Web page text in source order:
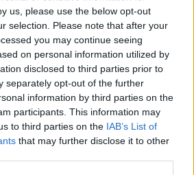
us, please use the below opt-out
selection. Please note that after your
you may continue seeing
on personal information utilized by
disclosed to third parties prior to
separately opt-out of the further
information by third parties on the
participants. This information may
to third parties on the IAB’s List of
that may further disclose it to other